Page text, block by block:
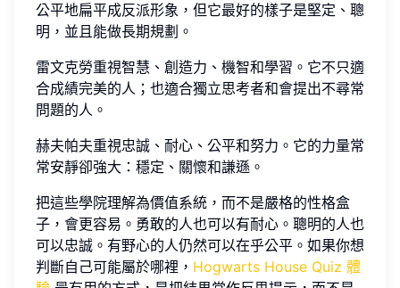
公平地扁平成反派形象，但它最好的樣子是堅定、聰
明，並且能做長期規劃。
雷文克勞重視智慧、創造力、機智和學習。它不只適
合成績完美的人；也適合獨立思考者和會提出不尋常
問題的人。
赫夫帕夫重視忠誠、耐心、公平和努力。它的力量常
常安靜卻強大：穩定、關懷和謙遜。
把這些學院理解為價值系統，而不是嚴格的性格盒
子，會更容易。勇敢的人也可以有耐心。聰明的人也
可以忠誠。有野心的人仍然可以在乎公平。如果你想
判斷自己可能屬於哪裡， Hogwarts House Quiz 體